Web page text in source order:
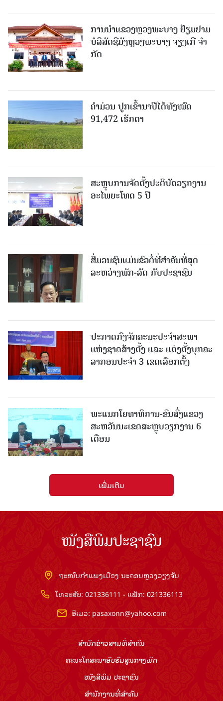
ການນຳແຂວງຫຼວງພະບາງ ຢ້ຽມ​ຢາມ
ບໍ​ລິ​ສັດຊີມັງຫຼວງພະບາງ ຈຽງເກີ ຈໍາ
ກັດ
ຄໍາມ່ວນ ປູກເຂົ້ານາປີໄດ້ທັງໝົດ
91,472 ເຮັກຕາ
ສະຫຼຸບການຈັດຕັ້ງປະຕິບັດວຽກງານ
ອະໄພຍະໂທດ 5 ປີ
ສື່ມວນຊົນແມ່ນຂົວຕໍ່ທີ່ສໍາຄັນທີ່ສຸດ
ລະຫວ່າງພັກ-ລັດ ກັບປະຊາຊົນ
ປະກາດກົງຈັກຄະນະປະຈໍາສະພາ
ແຫ່ງຊາດສ້າງຕັ້ງ ແລະ ແຕ່ງຕັ້ງບຸກຄະ
ລາກອນປະຈໍາ 3 ເຂດເລືອກຕັ້ງ
ພະແນກໂຍທາທິການ-ຂົນສົ່ງແຂວງ
ສະຫວັນນະເຂດສະຫຼຸບວຽກງານ 6
ເດືອນ
ເພີ່ມເຕີມ
ໜັງສືພິມປະຊາຊົນ
ຖະໜົນກຳແພງເມືອງ ນະຄອນຫຼວງວຽງຈັນ
ໂທລະສັບ: 021336111 - ແຟັກ: 021336113
ອີເມວ: pasaxonn@yahoo.com
ສຳ​ນັກ​ຂ່າວ​ສານ​ທີ່​ສຳ​ຄັນ​
ຄະນະໂຄສະນາອົບຮົມ​ສູນ​ກາງ​ພັກ
ໜັງສືພິມ ປະ​ຊາ​ຊົນ
ສຳ​ນັກ​ງານ​ທີ່​ສຳ​ຄັນ